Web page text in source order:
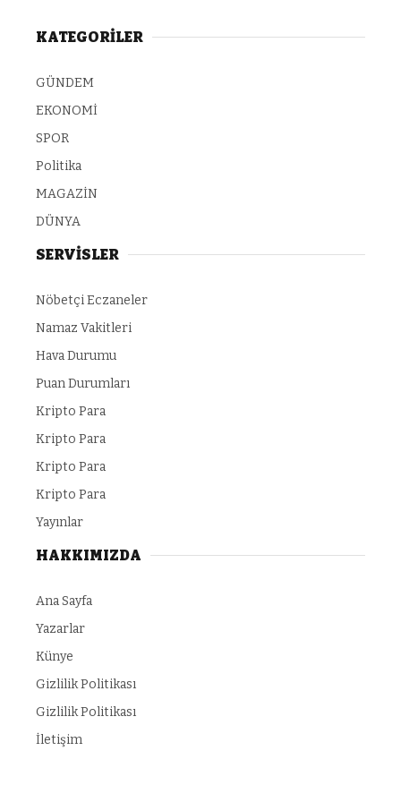
KATEGORİLER
GÜNDEM
EKONOMİ
SPOR
Politika
MAGAZİN
DÜNYA
SERVİSLER
Nöbetçi Eczaneler
Namaz Vakitleri
Hava Durumu
Puan Durumları
Kripto Para
Kripto Para
Kripto Para
Kripto Para
Yayınlar
HAKKIMIZDA
Ana Sayfa
Yazarlar
Künye
Gizlilik Politikası
Gizlilik Politikası
İletişim